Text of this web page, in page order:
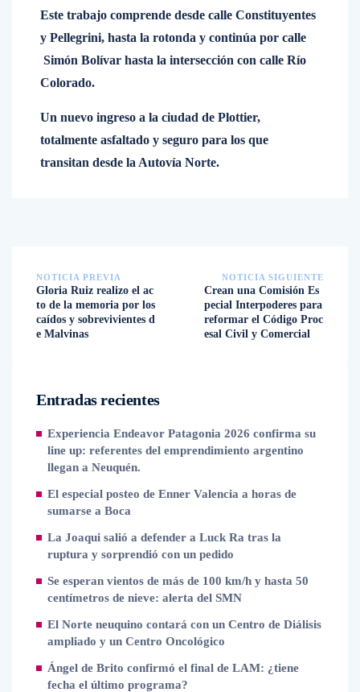
Este trabajo comprende desde calle Constituyentes
y Pellegrini, hasta la rotonda y continúa por calle
Simón Bolívar hasta la intersección con calle Río
Colorado.
Un nuevo ingreso a la ciudad de Plottier,
totalmente asfaltado y seguro para los que
transitan desde la Autovía Norte.
NOTICIA PREVIA
Gloria Ruiz realizo el ac
to de la memoria por los
caídos y sobrevivientes d
e Malvinas
NOTICIA SIGUIENTE
Crean una Comisión Es
pecial Interpoderes para
reformar el Código Proc
esal Civil y Comercial
Entradas recientes
Experiencia Endeavor Patagonia 2026 confirma su
line up: referentes del emprendimiento argentino
llegan a Neuquén.
El especial posteo de Enner Valencia a horas de
sumarse a Boca
La Joaqui salió a defender a Luck Ra tras la
ruptura y sorprendió con un pedido
Se esperan vientos de más de 100 km/h y hasta 50
centímetros de nieve: alerta del SMN
El Norte neuquino contará con un Centro de Diálisis
ampliado y un Centro Oncológico
Ángel de Brito confirmó el final de LAM: ¿tiene
fecha el último programa?